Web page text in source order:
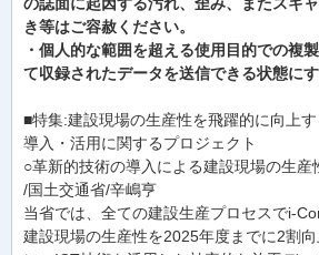
き等はご容赦ください。
・個人的な範囲を超える使用目的での複
て収録されたデータを送信できる状態にす
■特集:建設現場の生産性を飛躍的に向上
導入・活用に関するプロジェクト
○革新的技術の導入による建設現場の生産
/国土交通省/辛嶋亨
当省では、全ての建設生産プロセスでi-
建設現場の生産性を2025年度までに2割